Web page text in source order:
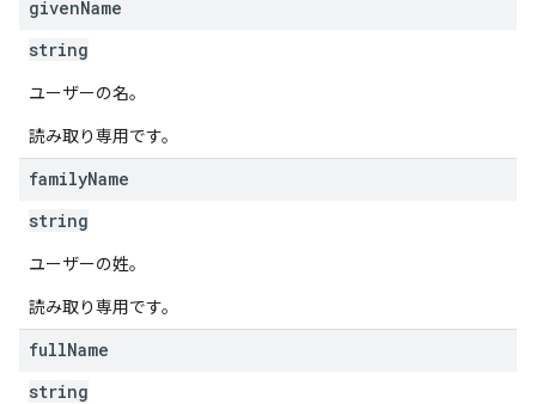
givenName
string
ユーザーの名。
読み取り専用です。
familyName
string
ユーザーの姓。
読み取り専用です。
fullName
string